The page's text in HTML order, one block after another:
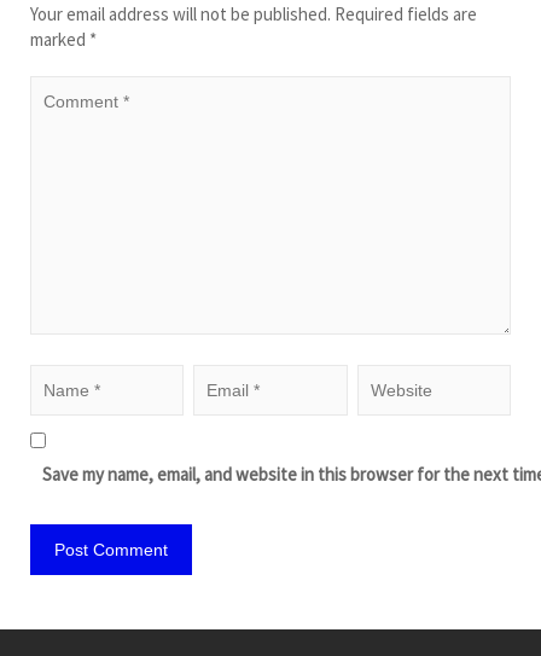
Your email address will not be published. Required fields are
marked *
Save my name, email, and website in this browser for the next